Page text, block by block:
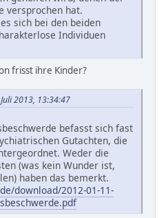
versprochen hat.
sich bei den beiden
Individuen
frisst ihre Kinder?
2013, 13:34:47
befasst sich fast
Gutachten, die
Weder die
(was kein Wunder ist,
haben das bemerkt.
download/2012-01-11-